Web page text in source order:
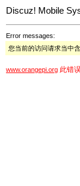
Discuz! Mobile
Error messages:
您当前的访问请求当中
www.orangepi.org 此错